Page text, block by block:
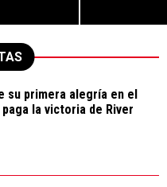
su primera alegría en el
la victoria de River